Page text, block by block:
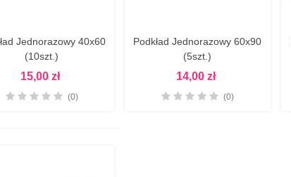
Zobacz Więcej
Jednorazowy 40x60
(10szt.)
15,00 zł
(0)
Zobacz Więcej
Podkład Jednorazowy 60x90
(5szt.)
14,00 zł
(0)